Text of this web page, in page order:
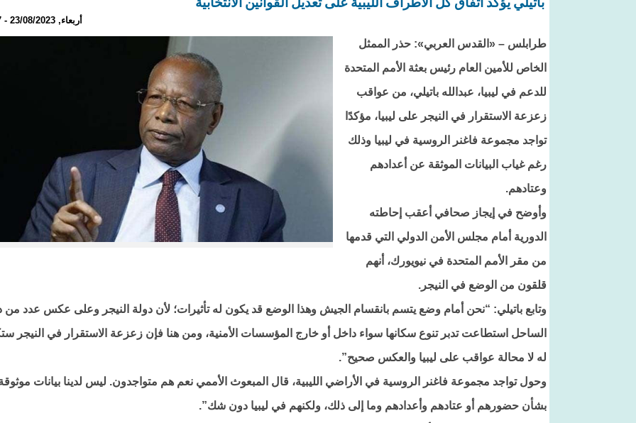
أربعاء, 23/08/2023 - 22:47
طرابلس – «القدس العربي»: حذر الممثل
الخاص للأمين العام رئيس بعثة الأمم المتحدة
للدعم في ليبيا، عبدالله باتيلي، من عواقب
زعزعة الاستقرار في النيجر على ليبيا، مؤكدًا
تواجد مجموعة فاغنر الروسية في ليبيا وذلك
رغم غياب البيانات الموثقة عن أعدادهم
وعتادهم.
وأوضح في إيجاز صحافي أعقب إحاطته
الدورية أمام مجلس الأمن الدولي التي قدمها
من مقر الأمم المتحدة في نيويورك، أنهم
قلقون من الوضع في النيجر.
وتابع باتيلي: “نحن أمام وضع يتسم بانقسام الجيش وهذا الوضع قد يكون له تأثيرات؛ لأن دولة النيجر وعلى عكس عدد من
الساحل استطاعت تدبر تنوع سكانها سواء داخل أو خارج المؤسسات الأمنية، ومن هنا فإن زعزعة الاستقرار في النيجر
له لا محالة عواقب على ليبيا والعكس صحيح”.
وحول تواجد مجموعة فاغنر الروسية في الأراضي الليبية، قال المبعوث الأممي نعم هم متواجدون. ليس لدينا بيانات
بشأن حضورهم أو عتادهم وأعدادهم وما إلى ذلك، ولكنهم في ليبيا دون شك”.